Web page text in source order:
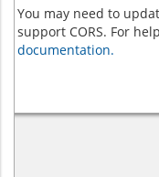
You may need to
support CORS. For
documentation.